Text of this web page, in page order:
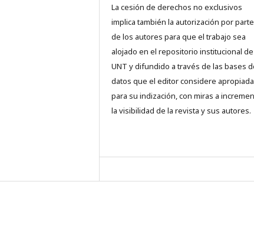
La cesión de derechos no exclusivos
implica también la autorización por parte
de los autores para que el trabajo sea
alojado en el repositorio institucional de
UNT y difundido a través de las bases
datos que el editor considere
para su indización, con miras a
la visibilidad de la revista y sus autores.